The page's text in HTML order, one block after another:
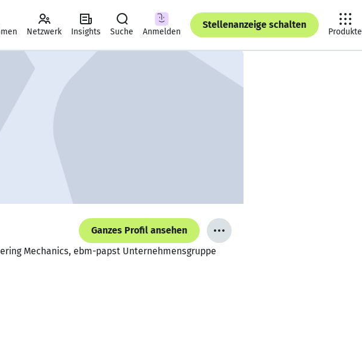
Netzwerk Insights Suche Anmelden
Stellenanzeige schalten
Produkte
Ganzes Profil ansehen
Mechanics, ebm-papst Unternehmensgruppe